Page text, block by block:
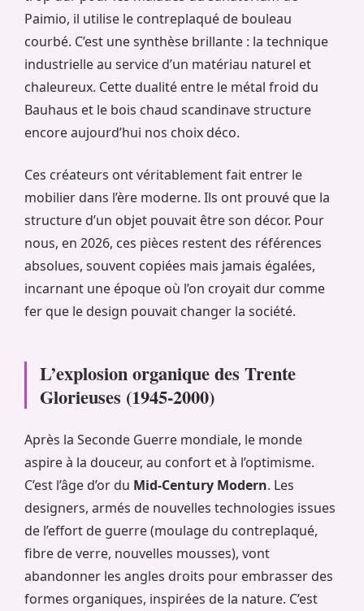
Paimio, il utilise le contreplaqué de bouleau
courbé. C’est une synthèse brillante : la technique
industrielle au service d’un matériau naturel et
chaleureux. Cette dualité entre le métal froid du
Bauhaus et le bois chaud scandinave structure
encore aujourd’hui nos choix déco.
Ces créateurs ont véritablement fait entrer le
mobilier dans l’ère moderne. Ils ont prouvé que la
structure d’un objet pouvait être son décor. Pour
nous, en 2026, ces pièces restent des références
absolues, souvent copiées mais jamais égalées,
incarnant une époque où l’on croyait dur comme
fer que le design pouvait changer la société.
L’explosion organique des Trente
Glorieuses (1945-2000)
Après la Seconde Guerre mondiale, le monde
aspire à la douceur, au confort et à l’optimisme.
C’est l’âge d’or du Mid-Century Modern. Les
designers, armés de nouvelles technologies issues
de l’effort de guerre (moulage du contreplaqué,
fibre de verre, nouvelles mousses), vont
abandonner les angles droits pour embrasser des
formes organiques, inspirées de la nature. C’est